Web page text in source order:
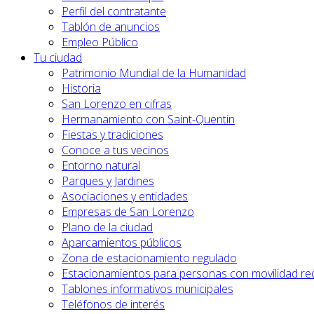
Perfil del contratante
Tablón de anuncios
Empleo Público
Tu ciudad
Patrimonio Mundial de la Humanidad
Historia
San Lorenzo en cifras
Hermanamiento con Saint-Quentin
Fiestas y tradiciones
Conoce a tus vecinos
Entorno natural
Parques y Jardines
Asociaciones y entidades
Empresas de San Lorenzo
Plano de la ciudad
Aparcamientos públicos
Zona de estacionamiento regulado
Estacionamientos para personas con movilidad
Tablones informativos municipales
Teléfonos de interés